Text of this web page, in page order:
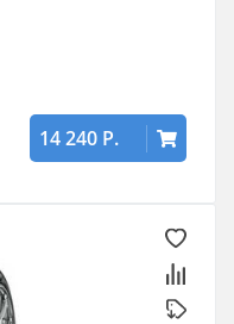
14 240 Р.